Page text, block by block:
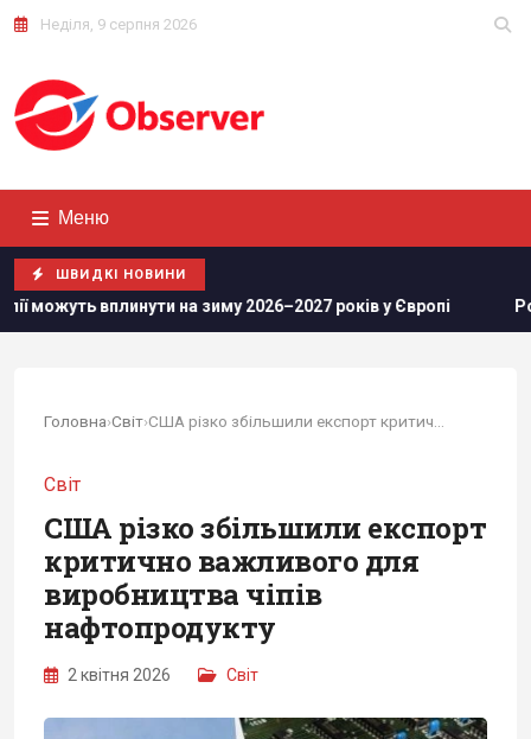
Неділя, 9 серпня 2026
Меню
ШВИДКІ НОВИНИ
на зиму 2026–2027 років у Європі Росіяни
Головна›Світ›
Світ
США різко збільшили експорт
критично важливого для
виробництва чіпів
нафтопродукту
2 квітня 2026 Світ